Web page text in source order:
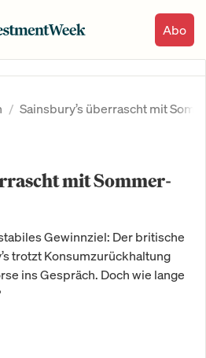
Abo
Sainsbury’s überrascht mit
mit Sommer-
Gewinnziel: Der britische
trotzt Konsumzurückhaltung
ins Gespräch. Doch wie lange